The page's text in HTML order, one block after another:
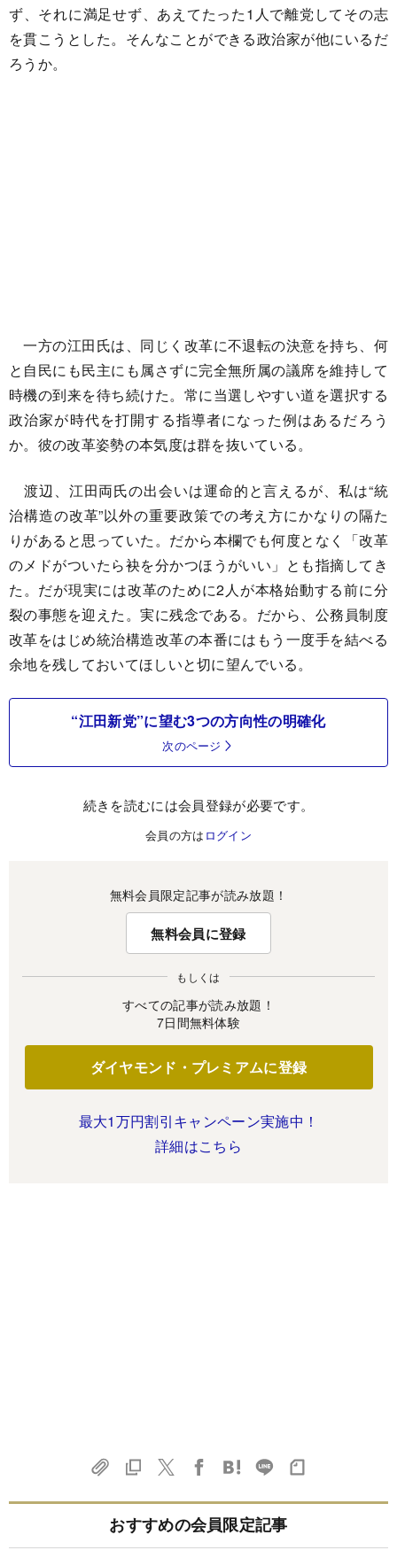
ず、それに満足せず、あえてたった1人で離党してその志
を貫こうとした。そんなことができる政治家が他にいるだ
ろうか。
一方の江田氏は、同じく改革に不退転の決意を持ち、何
と自民にも民主にも属さずに完全無所属の議席を維持して
時機の到来を待ち続けた。常に当選しやすい道を選択する
政治家が時代を打開する指導者になった例はあるだろう
か。彼の改革姿勢の本気度は群を抜いている。
渡辺、江田両氏の出会いは運命的と言えるが、私は“統
治構造の改革”以外の重要政策での考え方にかなりの隔た
りがあると思っていた。だから本欄でも何度となく「改革
のメドがついたら袂を分かつほうがいい」とも指摘してき
た。だが現実には改革のために2人が本格始動する前に分
裂の事態を迎えた。実に残念である。だから、公務員制度
改革をはじめ統治構造改革の本番にはもう一度手を結べる
余地を残しておいてほしいと切に望んでいる。
“江田新党”に望む3つの方向性の明確化
次のページ
続きを読むには会員登録が必要です。
会員の方は ログイン
無料会員限定記事が読み放題！
無料会員に登録
もしくは
すべての記事が読み放題！
7日間無料体験
ダイヤモンド・プレミアムに登録
最大1万円割引キャンペーン実施中！
詳細はこちら
おすすめの会員限定記事